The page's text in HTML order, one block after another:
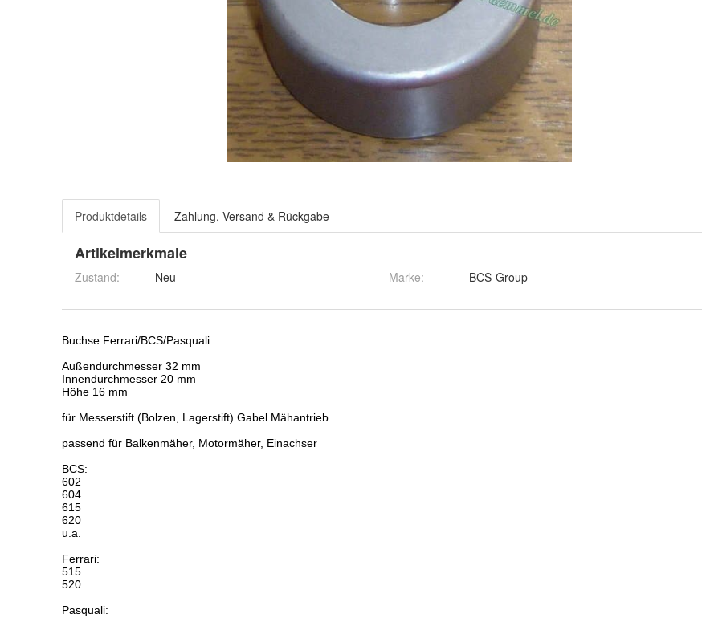
Produktdetails Zahlung, Versand & Rückgabe
Artikelmerkmale
Zustand: Neu Marke: BCS-Group